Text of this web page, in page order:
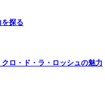
探る
ロ・ド・ラ・ロッシュの魅力